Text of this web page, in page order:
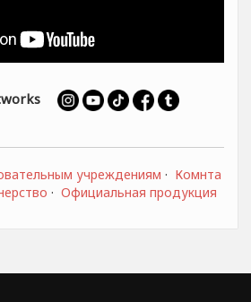
учреждениям · Комнта
· Официальная продукция